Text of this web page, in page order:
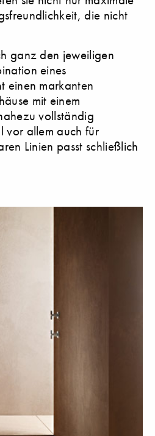
die nicht
ganz den jeweiligen
eines
einen markanten
mit einem
vollständig
vor allem auch für
Linien passt schließlich